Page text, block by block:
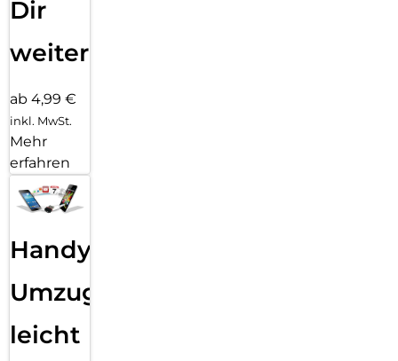
Dir
weiter
ab 4,99 €
inkl. MwSt.
Mehr
erfahren
Handy
Umzug
leicht